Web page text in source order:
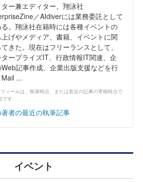
ター兼エディター。翔泳社
／AIdiverには業務委託として
。翔泳社在籍時には各種イベントの
上げやメディア、書籍、イベントに関
きた。現在はフリーランスとして、
タープライズIT、行政情報IT関連、企
記事作成、企業出版支援などを行
Mail ...
ィールは、執筆時点、または直近の記事の寄稿時点で
です
著者の最近の執筆記事
イベント